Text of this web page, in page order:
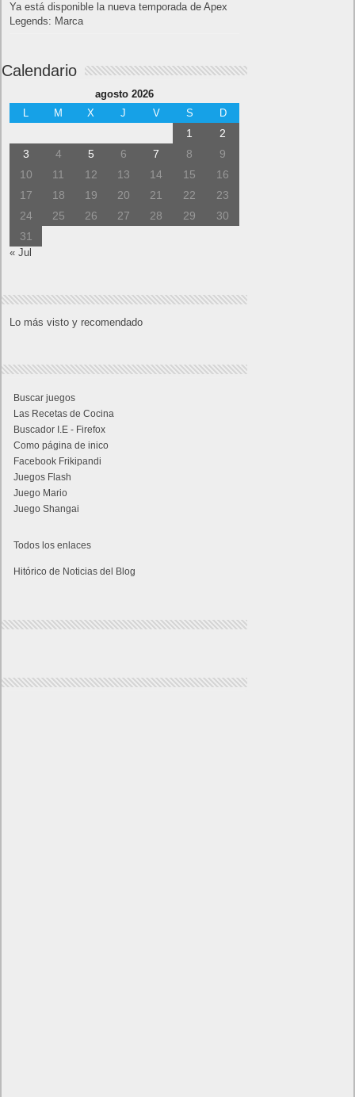
Ya está disponible la nueva temporada de Apex
Legends: Marca
Calendario
agosto 2026
L
M X J V S D
1
2
3
4 5 6 7 8
9
10
11 12 13 14 15
16
17
18 19 20 21 22
23
24
25 26 27 28 29
30
31
« Jul
Lo más visto y recomendado
Buscar juegos
Las Recetas de Cocina
Buscador I.E - Firefox
Como página de inico
Facebook Frikipandi
Juegos Flash
Juego Mario
Juego Shangai
Todos los enlaces
Hitórico de Noticias del Blog